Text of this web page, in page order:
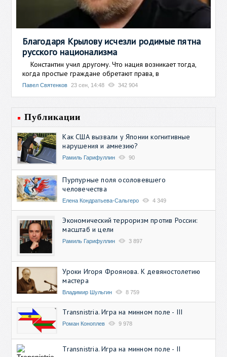
Благодаря Крылову исчезли родимые пятна
русского национализма
Константин учил другому. Что нация возникает тогда,
когда простые граждане обретают права, в
Павел Святенков 23 сен, 14:48 342 904
Публикации
Как США вызвали у Японии когнитивные
нарушения и амнезию?
Рамиль Гарифуллин 90
Пурпурные поля осоловевшего
человечества
Елена Кондратьева-Сальгеро 4 349
Экономический терроризм против России:
масштаб и цели
Рамиль Гарифуллин 3 897
Уроки Игоря Фроянова. К девяностолетию
мастера
Владимир Шульгин 8 759
Transnistria. Игра на минном поле - III
Роман Коноплев 9 978
Transnistria. Игра на минном поле - II